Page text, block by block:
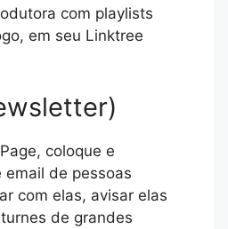
com playlists
em seu Linktree
coloque e
de pessoas
com elas, avisar elas
de grandes